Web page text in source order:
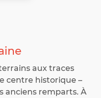
aux traces
centre historique –
anciens remparts. À